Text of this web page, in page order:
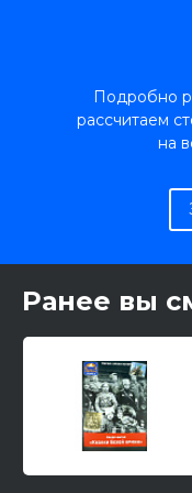
Подробно
рассчитаем
на
Ранее вы